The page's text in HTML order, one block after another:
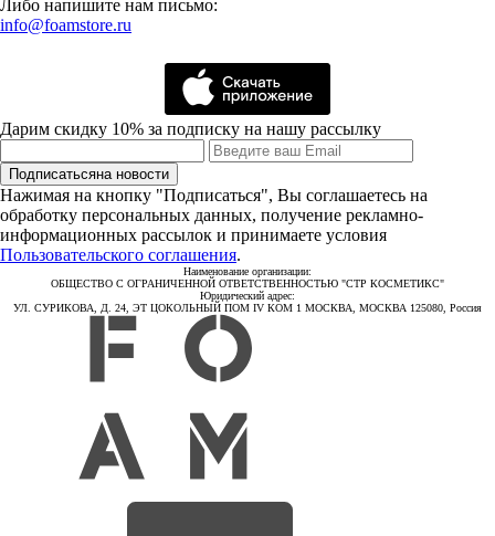
Либо напишите нам письмо:
info@foamstore.ru
Дарим скидку 10% за подписку на нашу рассылку
Подписатьсяна новости
Нажимая на кнопку "Подписаться", Вы соглашаетесь на
обработку персональных данных, получение рекламно-
информационных рассылок и принимаете условия
Пользовательского соглашения.
Наименование организации:
ОБЩЕСТВО С ОГРАНИЧЕННОЙ ОТВЕТСТВЕННОСТЬЮ "СТР КОСМЕТИКС"
Юридический адрес:
УЛ. СУРИКОВА, Д. 24, ЭТ ЦОКОЛЬНЫЙ ПОМ IV КОМ 1 МОСКВА, МОСКВА 125080, Россия